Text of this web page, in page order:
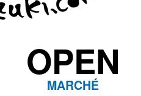
MARCHÉ
OPEN